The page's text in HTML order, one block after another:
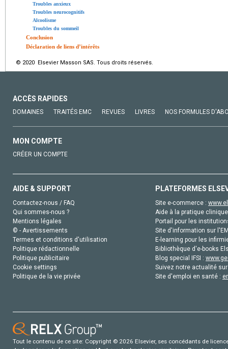
Troubles anxieux
Troubles neurocognitifs
Alcoolisme
Troubles du sommeil
Conclusion
Déclaration de liens d’intérêts
© 2020 Elsevier Masson SAS. Tous droits réservés.
ACCÈS RAPIDES
DOMAINES TRAITÉS EMC REVUES LIVRES NOS FORMULES
MON COMPTE
CRÉER UN COMPTE
AIDE & SUPPORT
Contactez-nous / FAQ
Qui sommes-nous ?
Mentions légales
© - Avertissements
Termes et conditions d'utilisation
Politique rédactionnelle
Politique publicitaire
Cookie settings
Politique de la vie privée
PLATEFORMES
Site e-commerce :
Aide à la pratique
Portail pour les
Site d'information sur
E-learning pour les
Bibliothèque d'e-books
Blog special IFSI :
Suivez notre actualité
Site d'emploi en santé :
Tout le contenu de ce site: Copyright © 2026 Elsevier, ses concédants de